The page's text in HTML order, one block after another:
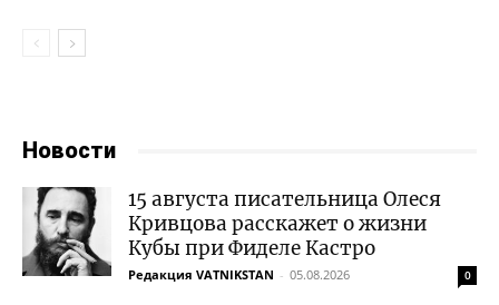
Новости
15 августа писательница Олеся
Кривцова расскажет о жизни
Кубы при Фиделе Кастро
Редакция VATNIKSTAN - 05.08.2026 0